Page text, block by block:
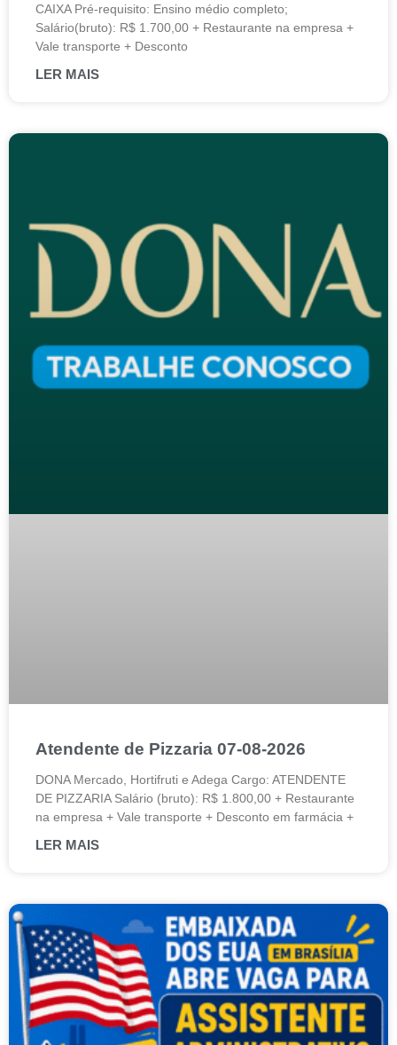
CAIXA Pré-requisito: Ensino médio completo;
Salário(bruto): R$ 1.700,00 + Restaurante na empresa +
Vale transporte + Desconto
LER MAIS
Atendente de Pizzaria 07-08-2026
DONA Mercado, Hortifruti e Adega Cargo: ATENDENTE
DE PIZZARIA Salário (bruto): R$ 1.800,00 + Restaurante
na empresa + Vale transporte + Desconto em farmácia +
LER MAIS